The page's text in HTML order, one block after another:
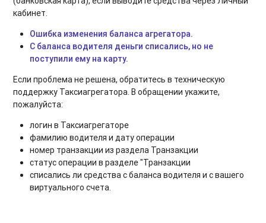
кабинет.
Ошибка изменения баланса агрегатора.
С баланса водителя деньги списались, но не
поступили ему на карту.
Если проблема не решена, обратитесь в техническую
поддержку Таксиагрегатора. В обращении укажите,
пожалуйста:
логин в Таксиагрегаторе
фамилию водителя и дату операции
номер транзакции из раздела Транзакции
статус операции в разделе "Транзакции
списались ли средства с баланса водителя и с вашего
виртуального счета.